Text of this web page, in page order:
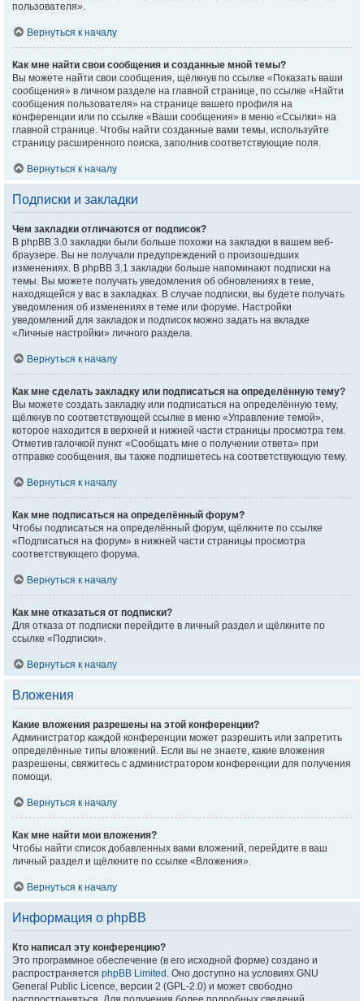
пользователя».
Вернуться к началу
Как мне найти свои сообщения и созданные мной темы?
Вы можете найти свои сообщения, щёлкнув по ссылке «Показать ваши
сообщения» в личном разделе на главной странице, по ссылке «Найти
сообщения пользователя» на странице вашего профиля на
конференции или по ссылке «Ваши сообщения» в меню «Ссылки» на
главной странице. Чтобы найти созданные вами темы, используйте
страницу расширенного поиска, заполнив соответствующие поля.
Вернуться к началу
Подписки и закладки
Чем закладки отличаются от подписок?
В phpBB 3.0 закладки были больше похожи на закладки в вашем веб-
браузере. Вы не получали предупреждений о произошедших
изменениях. В phpBB 3.1 закладки больше напоминают подписки на
темы. Вы можете получать уведомления об обновлениях в теме,
находящейся у вас в закладках. В случае подписки, вы будете получать
уведомления об изменениях в теме или форуме. Настройки
уведомлений для закладок и подписок можно задать на вкладке
«Личные настройки» личного раздела.
Вернуться к началу
Как мне сделать закладку или подписаться на определённую тему?
Вы можете создать закладку или подписаться на определённую тему,
щёлкнув по соответствующей ссылке в меню «Управление темой»,
которое находится в верхней и нижней части страницы просмотра тем.
Отметив галочкой пункт «Сообщать мне о получении ответа» при
отправке сообщения, вы также подпишетесь на соответствующую тему.
Вернуться к началу
Как мне подписаться на определённый форум?
Чтобы подписаться на определённый форум, щёлкните по ссылке
«Подписаться на форум» в нижней части страницы просмотра
соответствующего форума.
Вернуться к началу
Как мне отказаться от подписки?
Для отказа от подписки перейдите в личный раздел и щёлкните по
ссылке «Подписки».
Вернуться к началу
Вложения
Какие вложения разрешены на этой конференции?
Администратор каждой конференции может разрешить или запретить
определённые типы вложений. Если вы не знаете, какие вложения
разрешены, свяжитесь с администратором конференции для получения
помощи.
Вернуться к началу
Как мне найти мои вложения?
Чтобы найти список добавленных вами вложений, перейдите в ваш
личный раздел и щёлкните по ссылке «Вложения».
Вернуться к началу
Информация о phpBB
Кто написал эту конференцию?
Это программное обеспечение (в его исходной форме) создано и
распространяется phpBB Limited . Оно доступно на условиях GNU
General Public Licence, версии 2 (GPL-2.0) и может свободно